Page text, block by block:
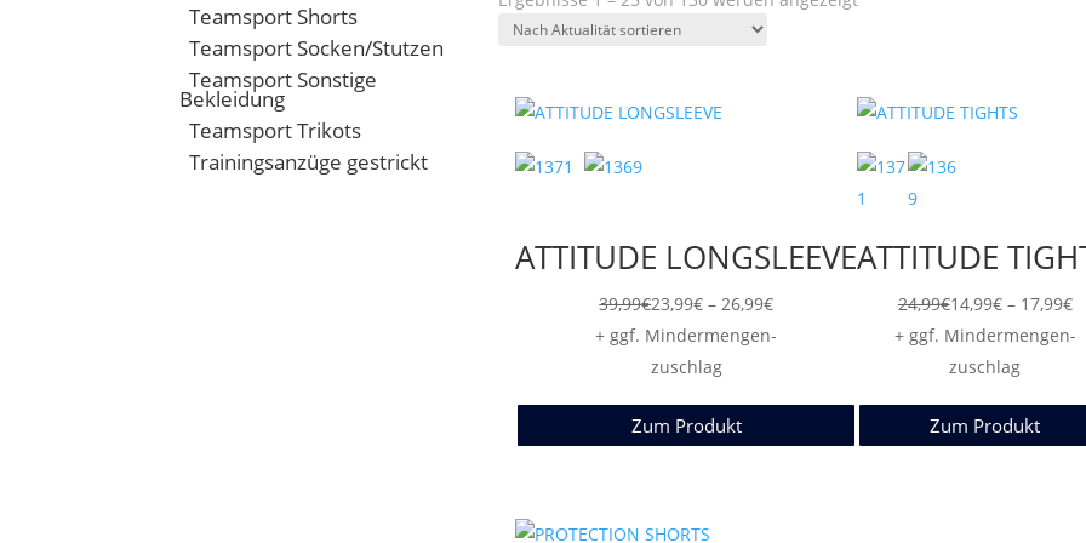
Teamsport Shorts
Teamsport Socken/Stutzen
Teamsport Sonstige
Bekleidung
Teamsport Trikots
Trainingsanzüge gestrickt
ATTITUDE LONGSLEEVE
39,99€23,99€ –26,99€Preisspanne:
23,99€
+ ggf. Mindermengen-
zuschlag
Zum Produkt
ATTITUDE
24,99€14,99€ – 17,99€
+ ggf. Mindermengen-
zuschlag
Zum Produkt